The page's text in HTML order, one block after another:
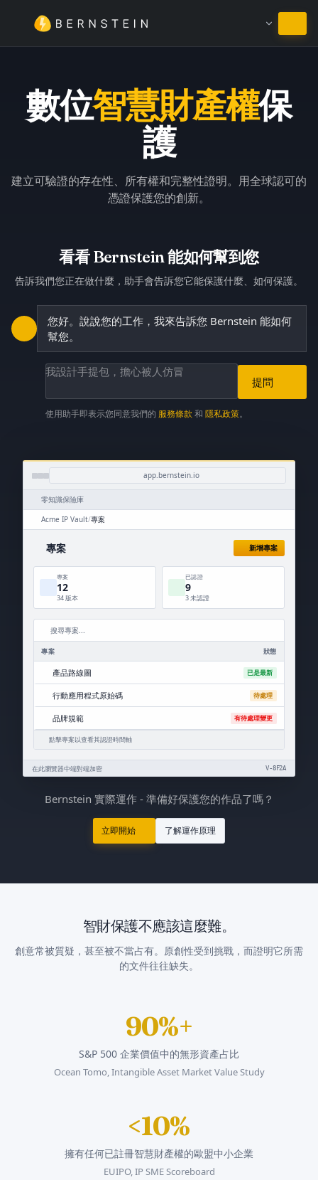
繼續使用繁體中文
數位智慧財產權保
護
建立可驗證的存在性、所有權和完整性證明。用全球認可的
憑證保護您的創新。
看看 Bernstein 能如何幫到您
告訴我們您正在做什麼，助手會告訴您它能保護什麼、如何保護。
您好。說說您的工作，我來告訴您 Bernstein 能如何
幫您。
我設計手提包，擔心被人仿冒
提問
使用助手即表示您同意我們的 服務條款 和 隱私政策。
app.bernstein.io
零知識保險庫
Acme IP Vault/專案
專案 新增專案
專案
12
34 版本
已認證
9
3 未認證
搜尋專案...
專案 狀態
產品路線圖 已是最新
行動應用程式原始碼 待處理
品牌規範 有待處理變更
點擊專案以查看其認證時間軸
在此瀏覽器中端對端加密 V-8F2A
Bernstein 實際運作 - 準備好保護您的作品了嗎？
立即開始 了解運作原理
智財保護不應該這麼難。
創意常被質疑，甚至被不當占有。原創性受到挑戰，而證明它所需
的文件往往缺失。
90%+
S&P 500 企業價值中的無形資產占比
Ocean Tomo, Intangible Asset Market Value Study
<10%
擁有任何已註冊智慧財產權的歐盟中小企業
EUIPO, IP SME Scoreboard